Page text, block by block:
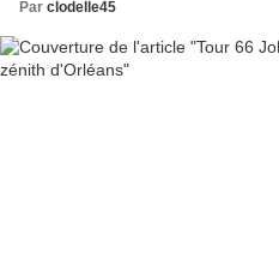
Par clodelle45